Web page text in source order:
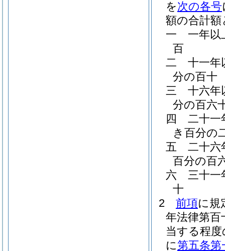
を次の各号
額の合計
一
一年以
百
二
十一年
分の百十
三
十六年
分の百六
四
二十一
き百分の
五
二十六
百分の百
六
三十一
十
2
前項に規
年法律第百
当する程
に第五条第